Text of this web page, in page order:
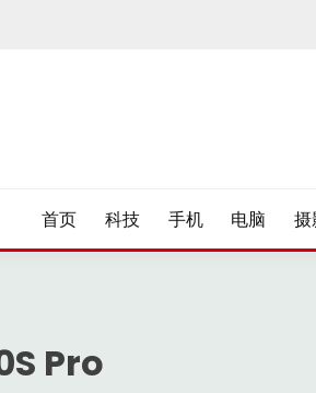
首页 科技 手机 电脑 摄
Pro